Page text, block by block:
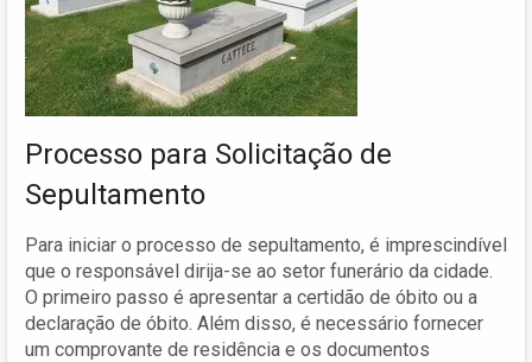
Processo para Solicitação de
Sepultamento
Para iniciar o processo de sepultamento, é imprescindível
que o responsável dirija-se ao setor funerário da cidade.
O primeiro passo é apresentar a certidão de óbito ou a
declaração de óbito. Além disso, é necessário fornecer
um comprovante de residência e os documentos